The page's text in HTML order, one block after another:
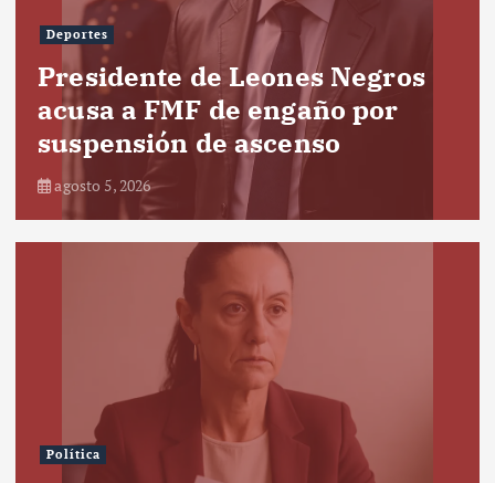
Deportes
Presidente de Leones Negros
acusa a FMF de engaño por
suspensión de ascenso
agosto 5, 2026
Política